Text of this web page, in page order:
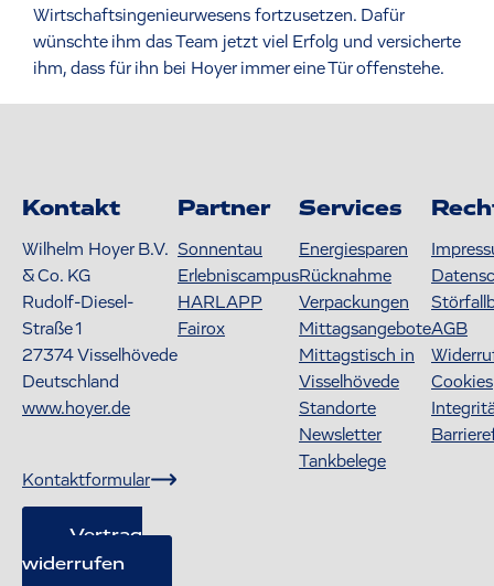
Wirtschaftsingenieurwesens fortzusetzen. Dafür
wünschte ihm das Team jetzt viel Erfolg und versicherte
ihm, dass für ihn bei Hoyer immer eine Tür offenstehe.
Kontakt
Wilhelm Hoyer B.V.
& Co. KG
Rudolf-Diesel-
Straße 1
27374Visselhövede
Deutschland
www.hoyer.de
Kontaktformular
Vertrag
widerrufen
Partner
Sonnentau
Erlebniscampus
HARLAPP
Fairox
Services
Energiesparen
Rücknahme
Verpackungen
Mittagsangebote
Mittagstisch in
Visselhövede
Standorte
Newsletter
Tankbelege
AGB
Cookies